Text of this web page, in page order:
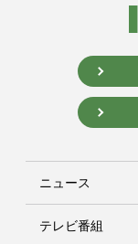
ニュース
テレビ番組